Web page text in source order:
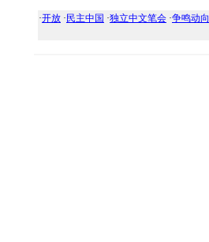
·开放 · 民主中国 ·独立中文笔会 ·争鸣动向